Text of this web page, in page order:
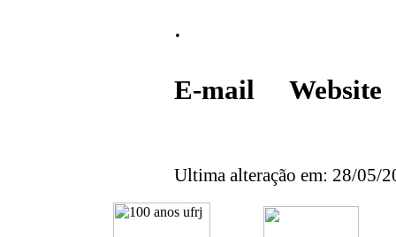
.
E-mail
Ultima alteração em: 28/05/